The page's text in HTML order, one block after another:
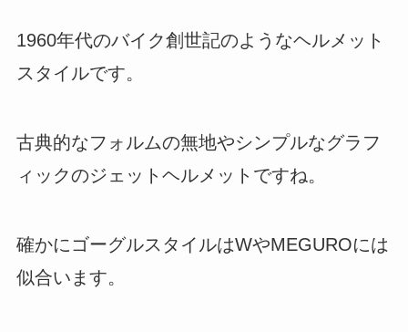
1960年代のバイク創世記のようなヘルメット
スタイルです。
古典的なフォルムの無地やシンプルなグラフ
ィックのジェットヘルメットですね。
確かにゴーグルスタイルはWやMEGUROには
似合います。